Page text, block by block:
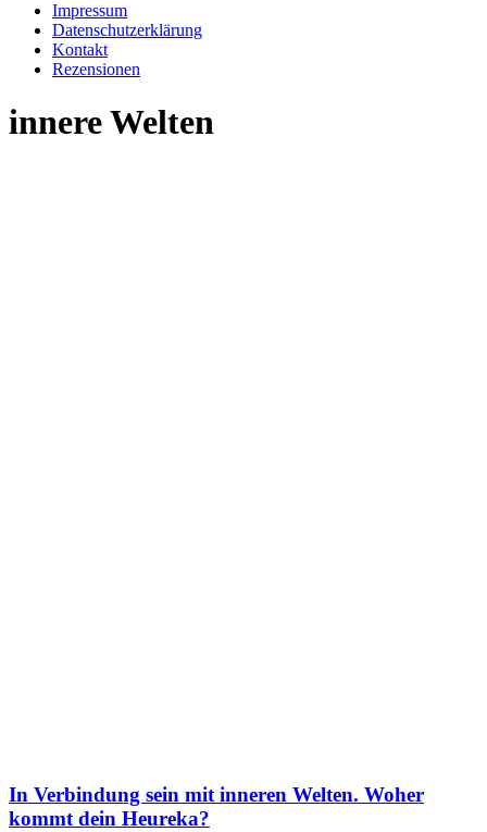
Impressum
Datenschutzerklärung
Kontakt
Rezensionen
innere Welten
In Verbindung sein mit inneren Welten. Woher
kommt dein Heureka?